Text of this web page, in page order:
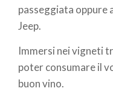
passeggiata oppure
Jeep.
Immersi nei vigneti
poter consumare il
buon vino.